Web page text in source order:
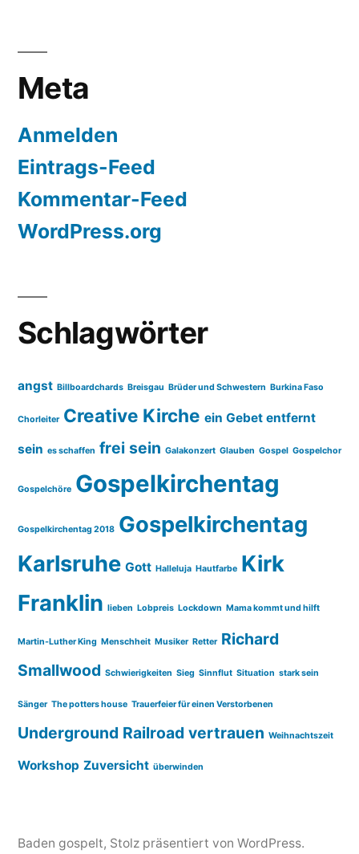
Meta
Anmelden
Eintrags-Feed
Kommentar-Feed
WordPress.org
Schlagwörter
angst Billboardchards Breisgau Brüder und Schwestern Burkina Faso
Chorleiter Creative Kirche ein Gebet entfernt
sein es schaffen frei sein Galakonzert Glauben Gospel Gospelchor
Gospelchöre Gospelkirchentag
Gospelkirchentag 2018 Gospelkirchentag
Karlsruhe Gott Halleluja Hautfarbe Kirk
Franklin lieben Lobpreis Lockdown Mama kommt und hilft
Martin-Luther King Menschheit Musiker Retter Richard
Smallwood Schwierigkeiten Sieg Sinnflut Situation stark sein
Sänger The potters house Trauerfeier für einen Verstorbenen
Underground Railroad vertrauen Weihnachtszeit
Workshop Zuversicht überwinden
Baden gospelt, Stolz präsentiert von WordPress.